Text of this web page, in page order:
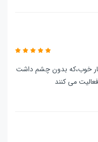
خوب،که بدون چشم داشت
می کنند